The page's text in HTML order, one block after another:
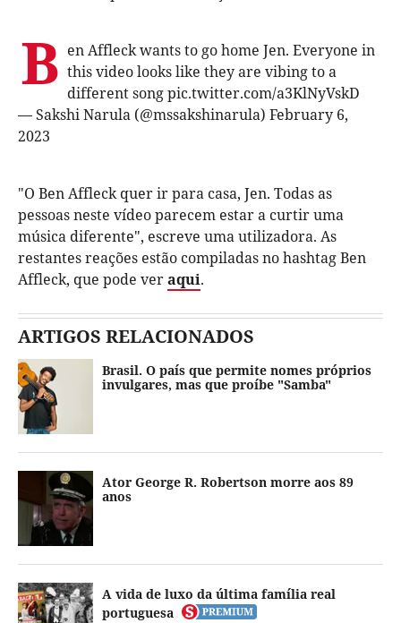
B en Affleck wants to go home Jen. Everyone in
this video looks like they are vibing to a
different songpic.twitter.com/a3KlNyVskD
— Sakshi Narula (@mssakshinarula) February 6,
2023
"O Ben Affleck quer ir para casa, Jen. Todas as
pessoas neste vídeo parecem estar a curtir uma
música diferente", escreve uma utilizadora. As
restantes reações estão compiladas no hashtag Ben
Affleck, que pode veraqui.
ARTIGOS RELACIONADOS
Brasil. O país que permite nomes próprios
invulgares, mas que proíbe "Samba"
Ator George R. Robertson morre aos 89
anos
A vida de luxo da última família real
portuguesa